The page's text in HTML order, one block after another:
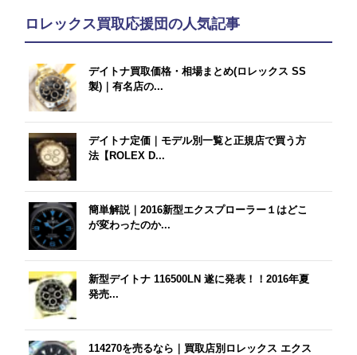
ロレックス買取応援団の人気記事
デイトナ買取価格・相場まとめ(ロレックス SS
製)｜有名店の...
デイトナ定価｜モデル別一覧と正規店で買う方
法【ROLEX D...
簡単解説｜2016新型エクスプローラー１はどこ
が変わったのか...
新型デイトナ 116500LN 遂に発表！！2016年夏
発売...
114270を売るなら｜買取店別ロレックス エクス